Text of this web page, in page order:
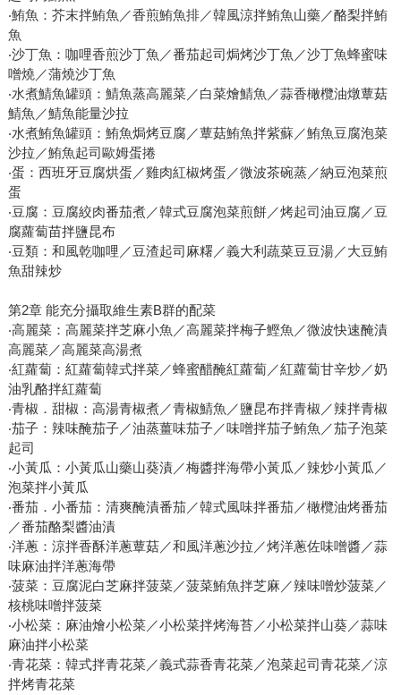
‧鮪魚：芥末拌鮪魚／香煎鮪魚排／韓風涼拌鮪魚山藥／酪梨拌鮪
魚
‧沙丁魚：咖哩香煎沙丁魚／番茄起司焗烤沙丁魚／沙丁魚蜂蜜味
噌燒／蒲燒沙丁魚
‧水煮鯖魚罐頭：鯖魚蒸高麗菜／白菜燴鯖魚／蒜香橄欖油燉蕈菇
鯖魚／鯖魚能量沙拉
‧水煮鮪魚罐頭：鮪魚焗烤豆腐／蕈菇鮪魚拌紫蘇／鮪魚豆腐泡菜
沙拉／鮪魚起司歐姆蛋捲
‧蛋：西班牙豆腐烘蛋／雞肉紅椒烤蛋／微波茶碗蒸／納豆泡菜煎
蛋
‧豆腐：豆腐絞肉番茄煮／韓式豆腐泡菜煎餅／烤起司油豆腐／豆
腐蘿蔔苗拌鹽昆布
‧豆類：和風乾咖哩／豆渣起司麻糬／義大利蔬菜豆豆湯／大豆鮪
魚甜辣炒
第2章 能充分攝取維生素B群的配菜
‧高麗菜：高麗菜拌芝麻小魚／高麗菜拌梅子鰹魚／微波快速醃漬
高麗菜／高麗菜高湯煮
‧紅蘿蔔：紅蘿蔔韓式拌菜／蜂蜜醋醃紅蘿蔔／紅蘿蔔甘辛炒／奶
油乳酪拌紅蘿蔔
‧青椒．甜椒：高湯青椒煮／青椒鯖魚／鹽昆布拌青椒／辣拌青椒
‧茄子：辣味醃茄子／油蒸薑味茄子／味噌拌茄子鮪魚／茄子泡菜
起司
‧小黃瓜：小黃瓜山藥山葵漬／梅醬拌海帶小黃瓜／辣炒小黃瓜／
泡菜拌小黃瓜
‧番茄．小番茄：清爽醃漬番茄／韓式風味拌番茄／橄欖油烤番茄
／番茄酪梨醬油漬
‧洋蔥：涼拌香酥洋蔥蕈菇／和風洋蔥沙拉／烤洋蔥佐味噌醬／蒜
味麻油拌洋蔥海帶
‧菠菜：豆腐泥白芝麻拌菠菜／菠菜鮪魚拌芝麻／辣味噌炒菠菜／
核桃味噌拌菠菜
‧小松菜：麻油燴小松菜／小松菜拌烤海苔／小松菜拌山葵／蒜味
麻油拌小松菜
‧青花菜：韓式拌青花菜／義式蒜香青花菜／泡菜起司青花菜／涼
拌烤青花菜